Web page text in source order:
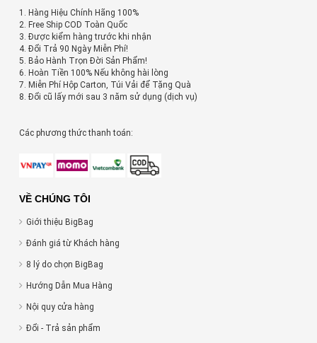
1. Hàng Hiệu Chính Hãng 100%
2. Free Ship COD Toàn Quốc
3. Được kiểm hàng trước khi nhận
4. Đổi Trả 90 Ngày Miễn Phí!
5. Bảo Hành Trọn Đời Sản Phẩm!
6. Hoàn Tiền 100% Nếu không hài lòng
7. Miễn Phí Hộp Carton, Túi Vải để Tặng Quà
8. Đổi cũ lấy mới sau 3 năm sử dụng (dịch vụ)
Các phương thức thanh toán:
VỀ CHÚNG TÔI
Giới thiệu BigBag
Đánh giá từ Khách hàng
8 lý do chọn BigBag
Hướng Dẫn Mua Hàng
Nội quy cửa hàng
Đổi - Trả sản phẩm